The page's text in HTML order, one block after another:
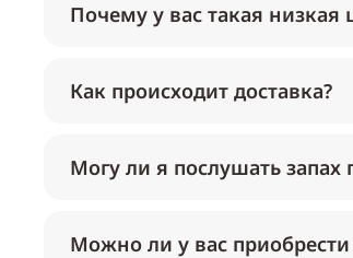
Почему у вас такая низкая
Как происходит доставка?
Могу ли я послушать запах
Можно ли у вас